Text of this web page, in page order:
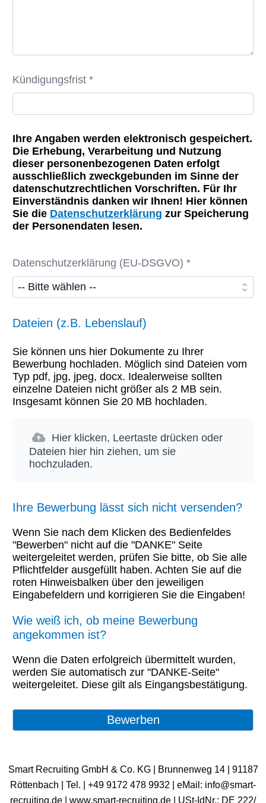
Kündigungsfrist *
Ihre Angaben werden elektronisch gespeichert.
Die Erhebung, Verarbeitung und Nutzung
dieser personenbezogenen Daten erfolgt
ausschließlich zweckgebunden im Sinne der
datenschutzrechtlichen Vorschriften. Für Ihr
Einverständnis danken wir Ihnen! Hier können
Sie die Datenschutzerklärung zur Speicherung
der Personendaten lesen.
Datenschutzerklärung (EU-DSGVO) *
Dateien (z.B. Lebenslauf)
Sie können uns hier Dokumente zu Ihrer
Bewerbung hochladen. Möglich sind Dateien vom
Typ pdf, jpg, jpeg, docx. Idealerweise sollten
einzelne Dateien nicht größer als 2 MB sein.
Insgesamt können Sie 20 MB hochladen.
Hier klicken, Leertaste drücken oder
Dateien hier hin ziehen, um sie
hochzuladen.
Ihre Bewerbung lässt sich nicht versenden?
Wenn Sie nach dem Klicken des Bedienfeldes
"Bewerben" nicht auf die "DANKE" Seite
weitergeleitet werden, prüfen Sie bitte, ob Sie alle
Pflichtfelder ausgefüllt haben. Achten Sie auf die
roten Hinweisbalken über den jeweiligen
Eingabefeldern und korrigieren Sie die Eingaben!
Wie weiß ich, ob meine Bewerbung
angekommen ist?
Wenn die Daten erfolgreich übermittelt wurden,
werden Sie automatisch zur "DANKE-Seite"
weitergeleitet. Diese gilt als Eingangsbestätigung.
Smart Recruiting GmbH & Co. KG | Brunnenweg 14 | 91187
Röttenbach | ​Tel. | +49 9172 478 9932 | eMail: info@smart-
recruiting.de | www.smart-recruiting.de | USt-IdNr.: DE 222/